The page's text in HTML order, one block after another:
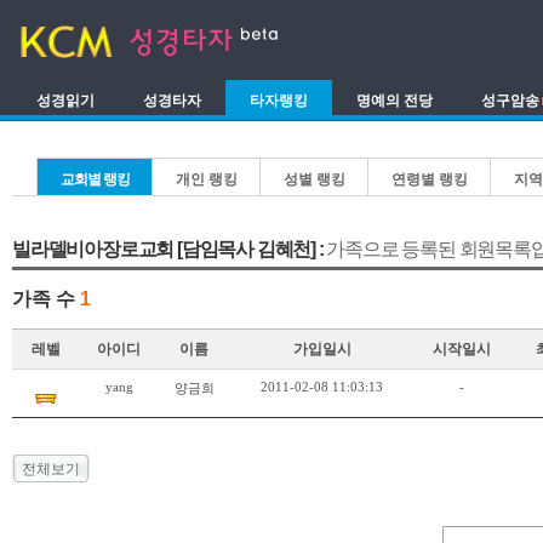
성경읽기 성경타자 타자랭킹 명예의 전당 성구암송
교회별 랭킹 개인 랭킹 성별 랭킹 연령별 랭킹 지
빌라델비아장로교회 [담임목사 김혜천] :가족으로 등록된 회원목록
가족 수 1
레벨 아이디 이름 가입일시 시작일시
yang 양금희 2011-02-08 11:03:13 -
전체보기